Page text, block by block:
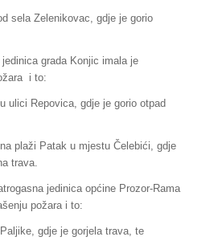
sela Zelenikovac, gdje je gorio
jedinica grada Konjic imala je
i to:
ulici Repovica, gdje je gorio otpad
plaži Patak u mjestu Čelebići, gdje
trava.
jedinica općine Prozor-Rama
požara i to:
gdje je gorjela trava, te